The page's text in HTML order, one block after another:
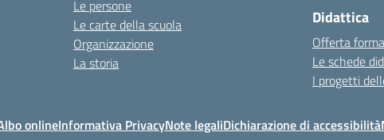
Le persone
Le carte della scuola
Organizzazione
La storia
Didattica
Offerta
Le schede
I progetti
onlineInformativa PrivacyNote legaliDichiarazione di accessibilità